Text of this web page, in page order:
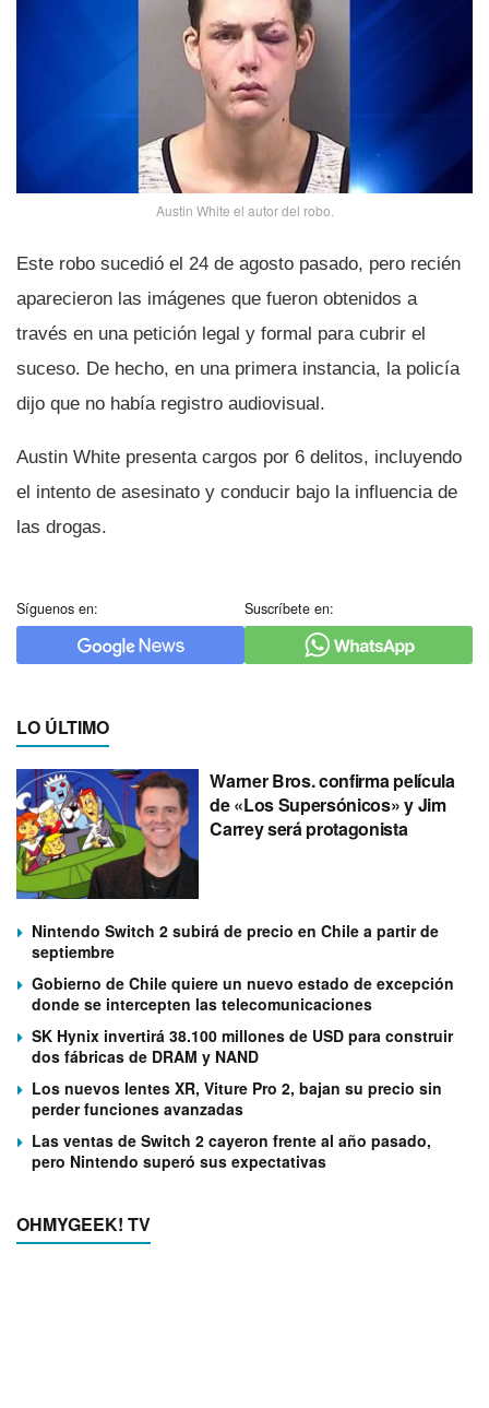
Austin White el autor del robo.
Este robo sucedió el 24 de agosto pasado, pero recién
aparecieron las imágenes que fueron obtenidos a
través en una petición legal y formal para cubrir el
suceso. De hecho, en una primera instancia, la policí­a
dijo que no habí­a registro audiovisual.
Austin White presenta cargos por 6 delitos, incluyendo
el intento de asesinato y conducir bajo la influencia de
las drogas.
Síguenos en: Suscríbete en:
LO ÚLTIMO
Warner Bros. confirma película
de «Los Supersónicos» y Jim
Carrey será protagonista
Nintendo Switch 2 subirá de precio en Chile a partir de
septiembre
Gobierno de Chile quiere un nuevo estado de excepción
donde se intercepten las telecomunicaciones
SK Hynix invertirá 38.100 millones de USD para construir
dos fábricas de DRAM y NAND
Los nuevos lentes XR, Viture Pro 2, bajan su precio sin
perder funciones avanzadas
Las ventas de Switch 2 cayeron frente al año pasado,
pero Nintendo superó sus expectativas
OHMYGEEK! TV